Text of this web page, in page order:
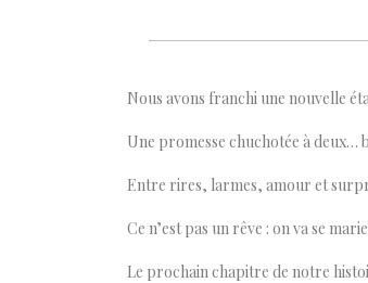
Nous avons franchi une nouvelle
Une promesse chuchotée à deux…
Entre rires, larmes, amour et
Ce n’est pas un rêve : on va se
Le prochain chapitre de notre